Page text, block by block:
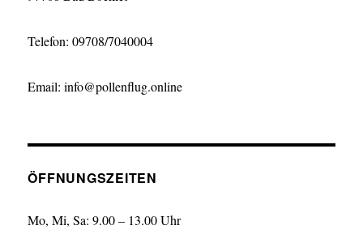
Telefon: 09708/7040004
Email: info@pollenflug.online
ÖFFNUNGSZEITEN
Mo, Mi, Sa: 9.00 – 13.00 Uhr